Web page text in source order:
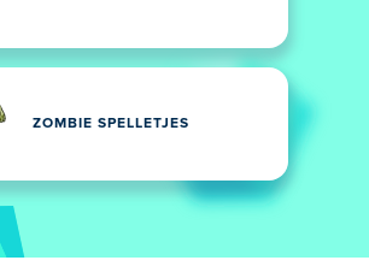
ZOMBIE SPELLETJES